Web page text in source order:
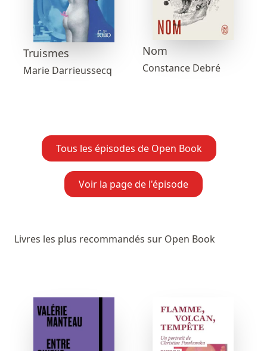
Truismes
Marie Darrieussecq
Nom
Constance Debré
Tous les épisodes de Open Book
Voir la page de l'épisode
Livres les plus recommandés sur Open Book